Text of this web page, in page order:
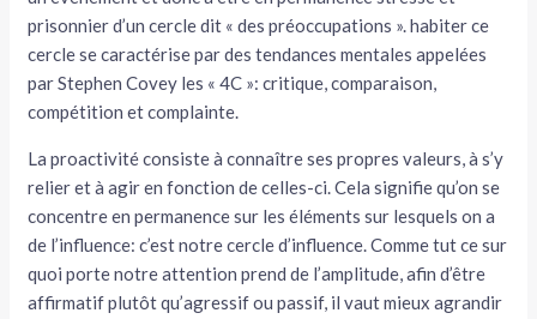
prisonnier d’un cercle dit « des préoccupations ». habiter ce
cercle se caractérise par des tendances mentales appelées
par Stephen Covey les « 4C »: critique, comparaison,
compétition et complainte.
La proactivité consiste à connaître ses propres valeurs, à s’y
relier et à agir en fonction de celles-ci. Cela signifie qu’on se
concentre en permanence sur les éléments sur lesquels on a
de l’influence: c’est notre cercle d’influence. Comme tut ce sur
quoi porte notre attention prend de l’amplitude, afin d’être
affirmatif plutôt qu’agressif ou passif, il vaut mieux agrandir